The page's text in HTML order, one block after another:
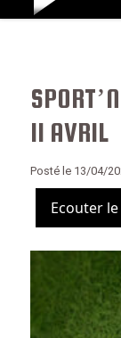
11 AVRIL
Posté le 13/04/
Ecouter